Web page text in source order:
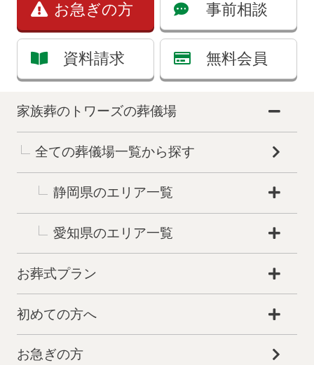
お急ぎの方 事前相談
資料請求 無料会員
家族葬のトワーズの葬儀場
全ての葬儀場一覧から探す
静岡県のエリア一覧
愛知県のエリア一覧
お葬式プラン
初めての方へ
お急ぎの方